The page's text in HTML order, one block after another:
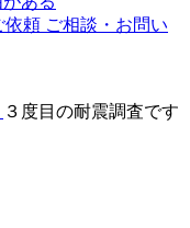
ご相談・お問い
３度目の耐震調査です